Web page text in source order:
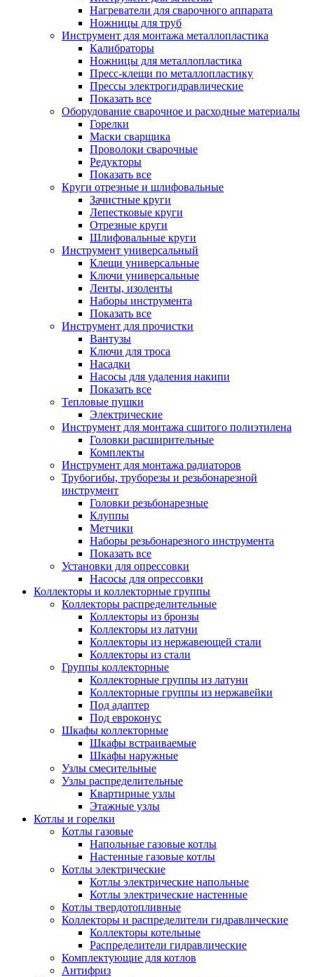
Нагреватели для сварочного аппарата
Ножницы для труб
Инструмент для монтажа металлопластика
Калибраторы
Ножницы для металлопластика
Пресс-клещи по металлопластику
Прессы электрогидравлические
Показать все
Оборудование сварочное и расходные материалы
Горелки
Маски сварщика
Проволоки сварочные
Редукторы
Показать все
Круги отрезные и шлифовальные
Зачистные круги
Лепестковые круги
Отрезные круги
Шлифовальные круги
Инструмент универсальный
Клещи универсальные
Ключи универсальные
Ленты, изоленты
Наборы инструмента
Показать все
Инструмент для прочистки
Вантузы
Ключи для троса
Насадки
Насосы для удаления накипи
Показать все
Тепловые пушки
Электрические
Инструмент для монтажа сшитого полиэтилена
Головки расширительные
Комплекты
Инструмент для монтажа радиаторов
Трубогибы, труборезы и резьбонарезной
инструмент
Головки резьбонарезные
Клуппы
Метчики
Наборы резьбонарезного инструмента
Показать все
Установки для опрессовки
Насосы для опрессовки
Коллекторы и коллекторные группы
Коллекторы распределительные
Коллекторы из бронзы
Коллекторы из латуни
Коллекторы из нержавеющей стали
Коллекторы из стали
Группы коллекторные
Коллекторные группы из латуни
Коллекторные группы из нержавейки
Под адаптер
Под евроконус
Шкафы коллекторные
Шкафы встраиваемые
Шкафы наружные
Узлы смесительные
Узлы распределительные
Квартирные узлы
Этажные узлы
Котлы и горелки
Котлы газовые
Напольные газовые котлы
Настенные газовые котлы
Котлы электрические
Котлы электрические напольные
Котлы электрические настенные
Котлы твердотопливные
Коллекторы и распределители гидравлические
Коллекторы котельные
Распределители гидравлические
Комплектующие для котлов
Антифриз